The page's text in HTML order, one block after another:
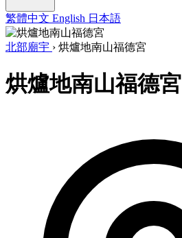
繁體中文 English 日本語
北部廟宇 › 烘爐地南山福德宮
烘爐地南山福德宮